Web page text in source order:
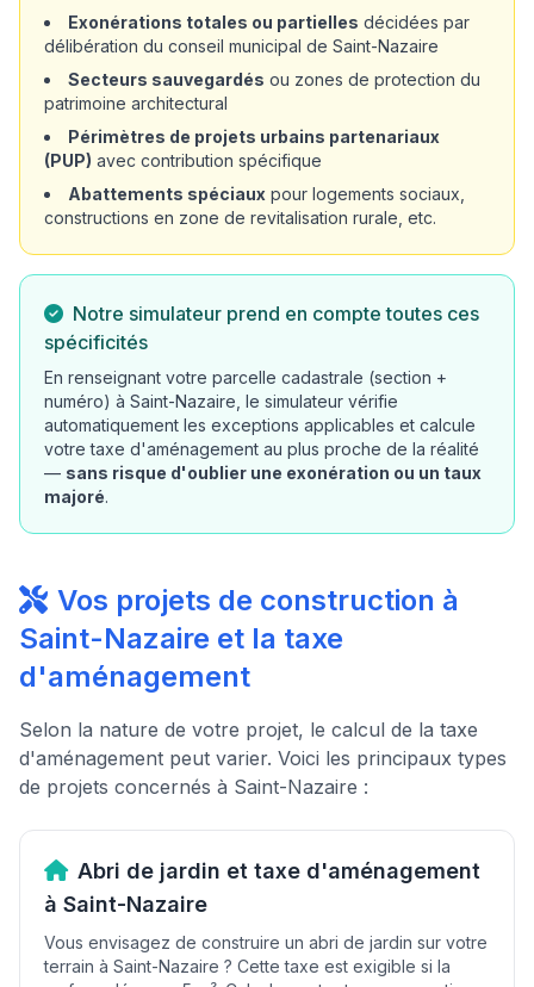
Exonérations totales ou partielles décidées par
délibération du conseil municipal de Saint-Nazaire
Secteurs sauvegardés ou zones de protection du
patrimoine architectural
Périmètres de projets urbains partenariaux
(PUP) avec contribution spécifique
Abattements spéciaux pour logements sociaux,
constructions en zone de revitalisation rurale, etc.
Notre simulateur prend en compte toutes ces
spécificités
En renseignant votre parcelle cadastrale (section +
numéro) à Saint-Nazaire, le simulateur vérifie
automatiquement les exceptions applicables et calcule
votre taxe d'aménagement au plus proche de la réalité
— sans risque d'oublier une exonération ou un taux
majoré.
Vos projets de construction à
Saint-Nazaire et la taxe
d'aménagement
Selon la nature de votre projet, le calcul de la taxe
d'aménagement peut varier. Voici les principaux types
de projets concernés à Saint-Nazaire :
Abri de jardin et taxe d'aménagement
à Saint-Nazaire
Vous envisagez de construire un abri de jardin sur votre
terrain à Saint-Nazaire ? Cette taxe est exigible si la